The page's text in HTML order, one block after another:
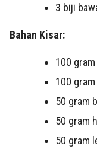
3 biji
Bahan Kisar:
100
100
50 gram
50 gram
50 gram